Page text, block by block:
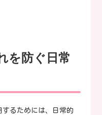
を防ぐ日常
するためには、日常的